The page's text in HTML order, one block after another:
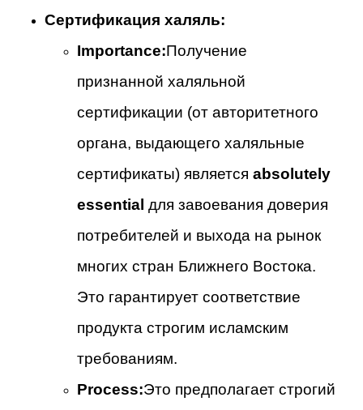
Сертификация халяль:
Importance:Получение
признанной халяльной
сертификации (от авторитетного
органа, выдающего халяльные
сертификаты) является absolutely
essential для завоевания доверия
потребителей и выхода на рынок
многих стран Ближнего Востока.
Это гарантирует соответствие
продукта строгим исламским
требованиям.
Process:Это предполагает строгий